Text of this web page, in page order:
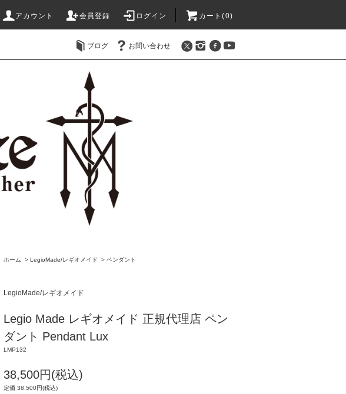
アカウント 会員登録 ログイン カート(0)
ブログ お問い合わせ
ホーム > LegioMade/レギオメイド > ペンダント
LegioMade/レギオメイド
Legio Made レギオメイド 正規代理店 ペン
ダント Pendant Lux
LMP132
38,500円(税込)
定価 38,500円(税込)